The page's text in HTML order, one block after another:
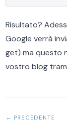
Risultato?
Google verrà
get) ma questo
vostro blog
← PRECEDENTE